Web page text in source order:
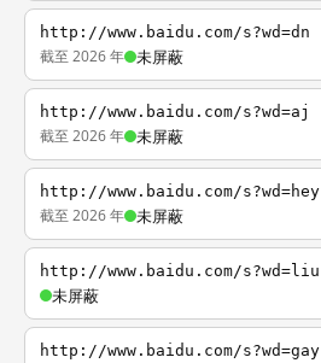
http://www.baidu.com/s?wd=dn
截至 2026 年 未屏蔽
http://www.baidu.com/s?wd=aj
截至 2026 年 未屏蔽
http://www.baidu.com/s?wd=hey
截至 2026 年 未屏蔽
http://www.baidu.com/s?wd=liu
未屏蔽
http://www.baidu.com/s?wd=gay